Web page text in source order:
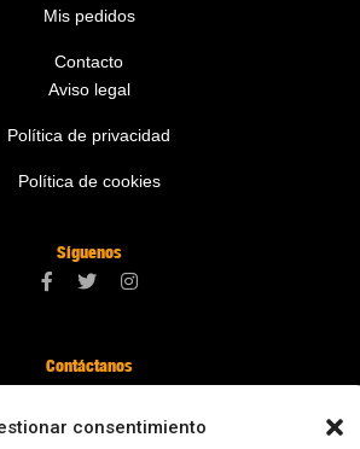
consentimiento
Mis pedidos
Contacto
Aviso legal
Política de privacidad
Política de cookies
Síguenos
Contáctanos
digital@zonawind.com
Mare de Déu de Montserrat, 115